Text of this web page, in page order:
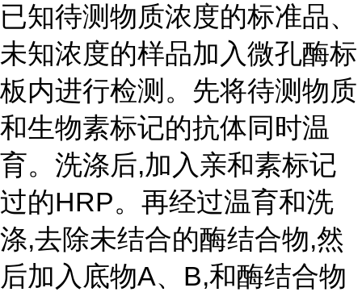
已知待测物质浓度的标准品、
未知浓度的样品加入微孔酶标
板内进行检测。先将待测物质
和生物素标记的抗体同时温
育。洗涤后,加入亲和素标记
过的HRP。再经过温育和洗
涤,去除未结合的酶结合物,然
后加入底物A、B,和酶结合物